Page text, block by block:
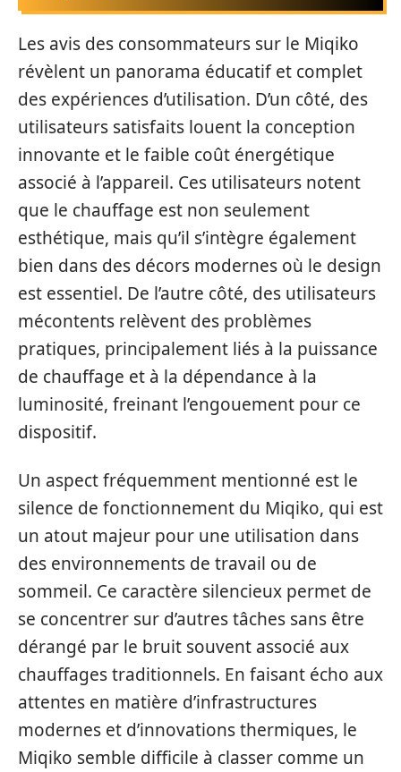
Les avis des consommateurs sur le Miqiko
révèlent un panorama éducatif et complet
des expériences d’utilisation. D’un côté, des
utilisateurs satisfaits louent la conception
innovante et le faible coût énergétique
associé à l’appareil. Ces utilisateurs notent
que le chauffage est non seulement
esthétique, mais qu’il s’intègre également
bien dans des décors modernes où le design
est essentiel. De l’autre côté, des utilisateurs
mécontents relèvent des problèmes
pratiques, principalement liés à la puissance
de chauffage et à la dépendance à la
luminosité, freinant l’engouement pour ce
dispositif.
Un aspect fréquemment mentionné est le
silence de fonctionnement du Miqiko, qui est
un atout majeur pour une utilisation dans
des environnements de travail ou de
sommeil. Ce caractère silencieux permet de
se concentrer sur d’autres tâches sans être
dérangé par le bruit souvent associé aux
chauffages traditionnels. En faisant écho aux
attentes en matière d’infrastructures
modernes et d’innovations thermiques, le
Miqiko semble difficile à classer comme un